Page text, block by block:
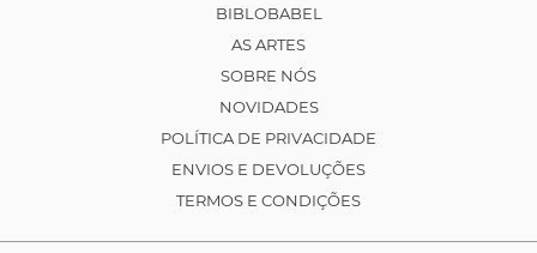
BIBLOBABEL
AS ARTES
SOBRE NÓS
NOVIDADES
POLÍTICA DE PRIVACIDADE
ENVIOS E DEVOLUÇÕES
TERMOS E CONDIÇÕES